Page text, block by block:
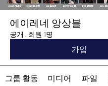
에이레네 앙상블
공개 · 회원 1명
가입
그룹 활동 미디어 파일